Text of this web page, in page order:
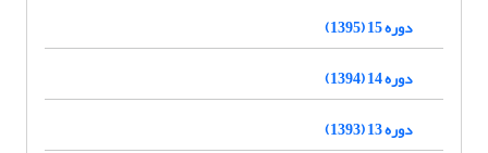
دوره 15 (1395)
دوره 14 (1394)
دوره 13 (1393)